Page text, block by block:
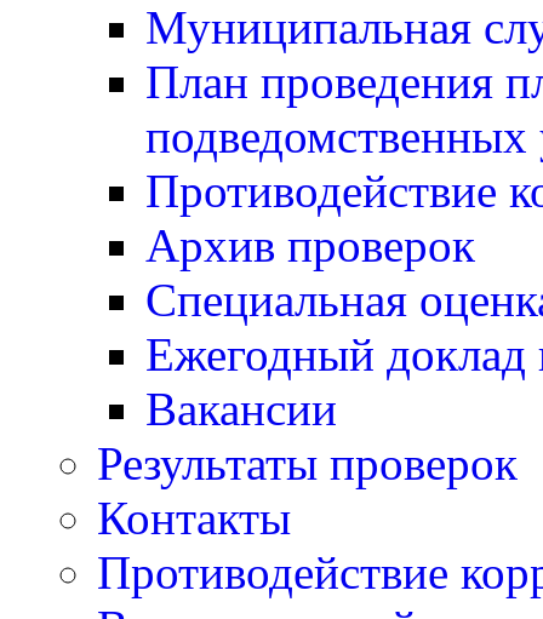
Муниципальная
План проведения
Противодействие
Архив проверок
Специальная
Ежегодный доклад
Вакансии
Результаты проверок
Контакты
Противодействие